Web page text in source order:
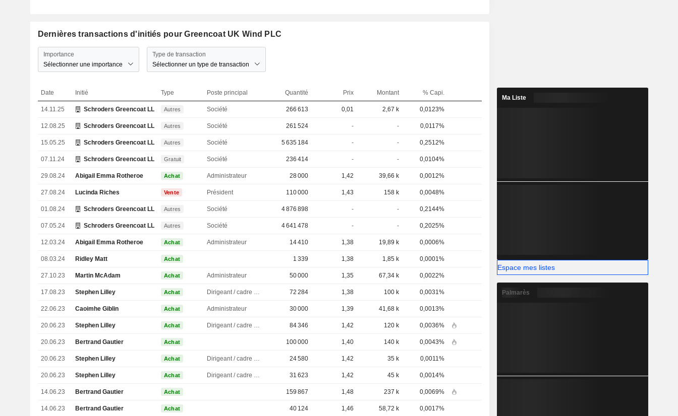
Dernières transactions d'initiés pour Greencoat UK Wind PLC
Importance
Sélectionner une importance
Type de transaction
Sélectionner un type de transaction
Date Initié Type Poste principal Quantité Prix Montant % Capi.
14.11.25 Schroders Greencoat LLP Autres Société 266 613 0,01 2,67 k 0,0123%
12.08.25 Schroders Greencoat LLP Autres Société 261 524 - - 0,0117%
15.05.25 Schroders Greencoat LLP Autres Société 5 635 184 - - 0,2512%
07.11.24 Schroders Greencoat LLP Gratuit Société 236 414 - - 0,0104%
29.08.24 Abigail Emma Rotheroe Achat Administrateur 28 000 1,42 39,66 k 0,0012%
27.08.24 Lucinda Riches Vente Président 110 000 1,43 158 k 0,0048%
01.08.24 Schroders Greencoat LLP Autres Société 4 876 898 - - 0,2144%
07.05.24 Schroders Greencoat LLP Autres Société 4 641 478 - - 0,2025%
12.03.24 Abigail Emma Rotheroe Achat Administrateur 14 410 1,38 19,89 k 0,0006%
08.03.24 Ridley Matt Achat 1 339 1,38 1,85 k 0,0001%
27.10.23 Martin McAdam Achat Administrateur 50 000 1,35 67,34 k 0,0022%
17.08.23 Stephen Lilley Achat Dirigeant / cadre principal 72 284 1,38 100 k 0,0031%
22.06.23 Caoimhe Giblin Achat Administrateur 30 000 1,39 41,68 k 0,0013%
20.06.23 Stephen Lilley Achat Dirigeant / cadre principal 84 346 1,42 120 k 0,0036%
20.06.23 Bertrand Gautier Achat 100 000 1,40 140 k 0,0043%
20.06.23 Stephen Lilley Achat Dirigeant / cadre principal 24 580 1,42 35 k 0,0011%
20.06.23 Stephen Lilley Achat Dirigeant / cadre principal 31 623 1,42 45 k 0,0014%
14.06.23 Bertrand Gautier Achat 159 867 1,48 237 k 0,0069%
14.06.23 Bertrand Gautier Achat 40 124 1,46 58,72 k 0,0017%
Ma Liste
Espace mes listes
Palmarès